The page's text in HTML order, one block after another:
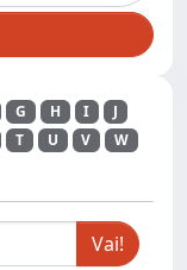
G H I
J
T U V
W